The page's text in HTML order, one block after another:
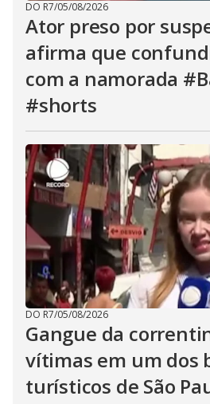
DO R7/05/08/2026
Ator preso por
afirma que
com a namorada
#shorts
DO R7/05/08/2026
Gangue da
vítimas em um dos
turísticos de São